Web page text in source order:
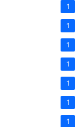
1
1
1
1
1
1
1